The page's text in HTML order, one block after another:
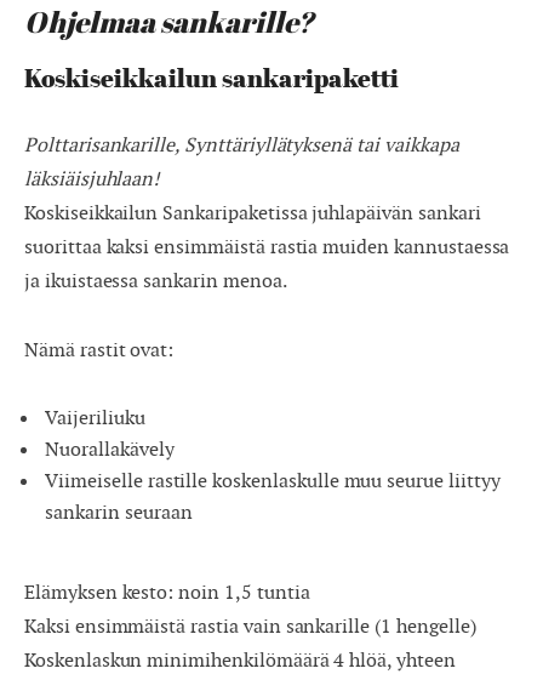
Ohjelmaa sankarille?
Koskiseikkailun sankaripaketti
Polttarisankarille, Synttäriyllätyksenä tai vaikkapa
läksiäisjuhlaan!
Koskiseikkailun Sankaripaketissa juhlapäivän sankari
suorittaa kaksi ensimmäistä rastia muiden kannustaessa
ja ikuistaessa sankarin menoa.
Nämä rastit ovat:
Vaijeriliuku
Nuorallakävely
Viimeiselle rastille koskenlaskulle muu seurue liittyy
sankarin seuraan
Elämyksen kesto: noin 1,5 tuntia
Kaksi ensimmäistä rastia vain sankarille (1 hengelle)
Koskenlaskun minimihenkilömäärä 4 hlöä, yhteen